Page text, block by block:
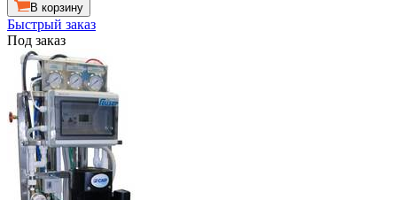
В корзину
Быстрый заказ
Под заказ